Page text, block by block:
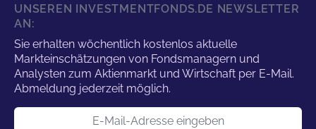
UNSEREN INVESTMENTFONDS.DE NEWSLETTER
AN:
Sie erhalten wöchentlich kostenlos aktuelle
Markteinschätzungen von Fondsmanagern und
Analysten zum Aktienmarkt und Wirtschaft per E-Mail.
Abmeldung jederzeit möglich.
E-Mail-Adresse